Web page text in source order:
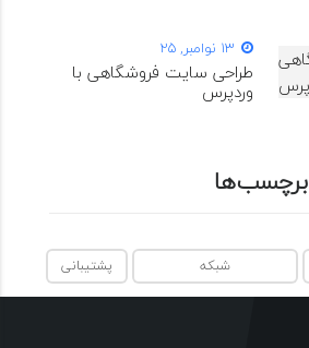
13 نوامبر, 25
طراحی سایت فروشگاهی با
وردپرس
برچسب‌ها
شبکه پشتیبانی